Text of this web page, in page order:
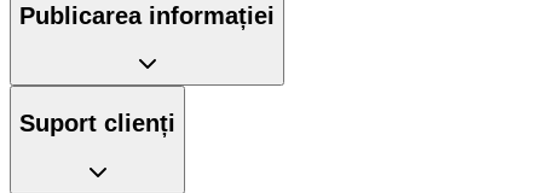
Publicarea informației
Suport clienți